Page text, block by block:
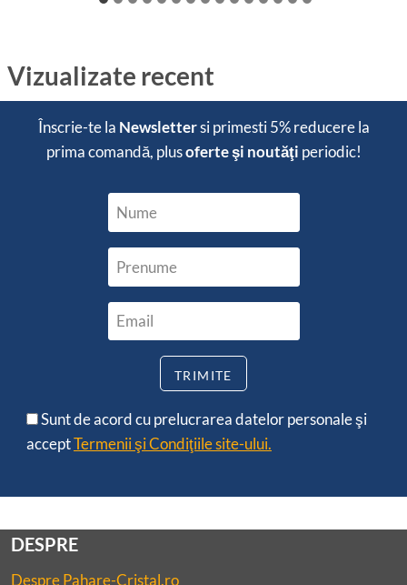
Vizualizate recent
Înscrie-te la Newslettersi primesti5% reducerela
prima comandă, plusoferte şi noutăţi periodic!
Sunt de acord cu prelucrarea datelor personale şi
acceptTermenii şi Condiţiile site-ului.
DESPRE
Despre Pahare-Cristal.ro